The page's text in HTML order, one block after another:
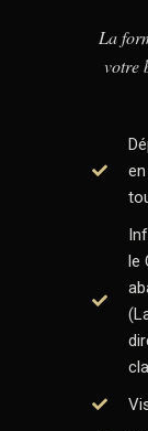
La
votre
le